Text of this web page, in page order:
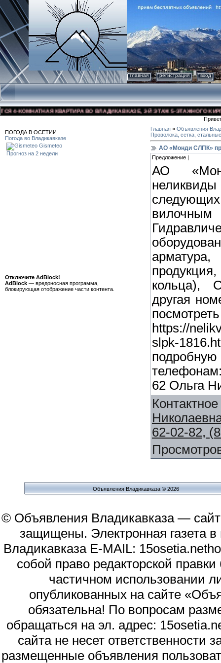
главная регистрация вход
4-КОМНАТНАЯ КВАРТИРА ВО ВЛАДИКАВКАЗЕ, 3-Й ЭТАЖ 5-ЭТАЖНОГО
ПОГОДА В ОСЕТИИ
Погода во Владикавказе
Gismeteo
Прогноз на 2 недели
Отключите AdBlock!
AdBlock — вредоносная программа,
блокирующая отображение части контента.
Главная » Объявления
Проволока, сетка,
АО «Монди СЛПК»
Предложение |
АО
арматура,
кольца),
другая
https://
slpk-
62 Ольга
62-02-82,
Объявления Владикавказа © 2026
© Объявления Владикавказа —
защищены. Электронная газета
Владикавказа E-MAIL:
собой право редакторской
частичном использовании
опубликованных на сайте
обязательна! По вопросам
обращаться на эл. адрес:
сайта не несет
размещенные объявления